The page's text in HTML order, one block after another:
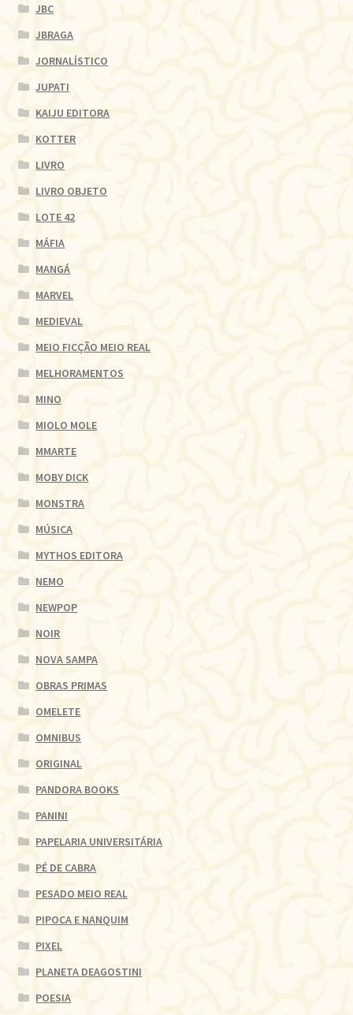
JBC
JBRAGA
JORNALÍSTICO
JUPATI
KAIJU EDITORA
KOTTER
LIVRO
LIVRO OBJETO
LOTE 42
MÁFIA
MANGÁ
MARVEL
MEDIEVAL
MEIO FICÇÃO MEIO REAL
MELHORAMENTOS
MINO
MIOLO MOLE
MMARTE
MOBY DICK
MONSTRA
MÚSICA
MYTHOS EDITORA
NEMO
NEWPOP
NOIR
NOVA SAMPA
OBRAS PRIMAS
OMELETE
OMNIBUS
ORIGINAL
PANDORA BOOKS
PANINI
PAPELARIA UNIVERSITÁRIA
PÉ DE CABRA
PESADO MEIO REAL
PIPOCA E NANQUIM
PIXEL
PLANETA DEAGOSTINI
POESIA